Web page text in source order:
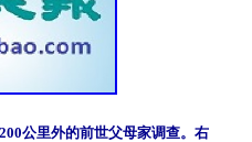
公里外的前世父母家调查。右